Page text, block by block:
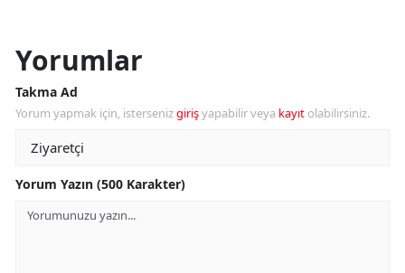
Yorumlar
Takma Ad
Yorum yapmak için, istersenizgirişyapabilir veya kayıt olabilirsiniz.
Yorum Yazın (500 Karakter)